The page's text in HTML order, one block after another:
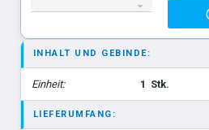
standard 16,5 cm. spitz/spitz
standard 18,5 cm. spitz/spitz
standard 20 cm. spitz/spitz
INHALT UND GEBINDE:
Einheit: 1 Stk.
LIEFERUMFANG: